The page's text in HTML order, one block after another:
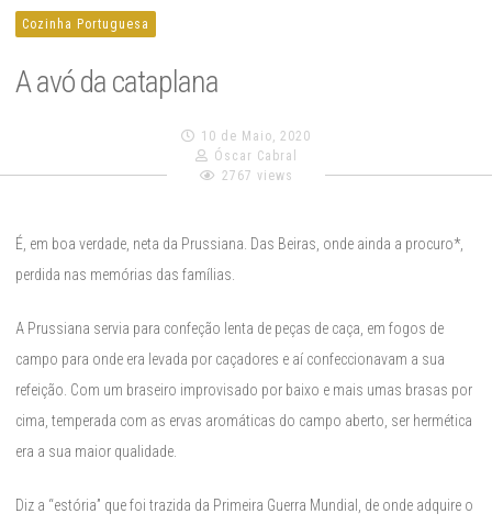
Cozinha Portuguesa
A avó da cataplana
10 de Maio, 2020
Óscar Cabral
2767 views
É, em boa verdade, neta da Prussiana. Das Beiras, onde ainda a procuro*,
perdida nas memórias das famílias.
A Prussiana servia para confeção lenta de peças de caça, em fogos de
campo para onde era levada por caçadores e aí confeccionavam a sua
refeição. Com um braseiro improvisado por baixo e mais umas brasas por
cima, temperada com as ervas aromáticas do campo aberto, ser hermética
era a sua maior qualidade.
Diz a “estória” que foi trazida da Primeira Guerra Mundial, de onde adquire o